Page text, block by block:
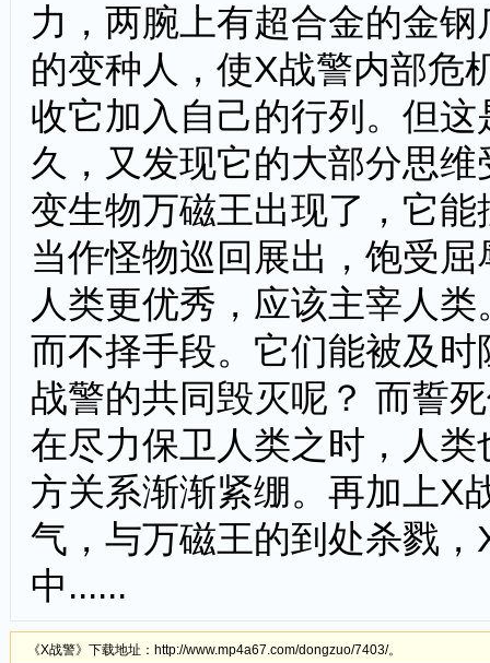
力，两腕上有超合金的金
的变种人，使X战警内部危
收它加入自己的行列。但
久，又发现它的大部分思
变生物万磁王出现了，它
当作怪物巡回展出，饱受
人类更优秀，应该主宰人
而不择手段。它们能被及
战警的共同毁灭呢？ 而誓
在尽力保卫人类之时，人
方关系渐渐紧绷。再加上X
气，与万磁王的到处杀戮
中......
《X战警》下载地址：http://www.mp4a67.com/dongzuo/7403/。